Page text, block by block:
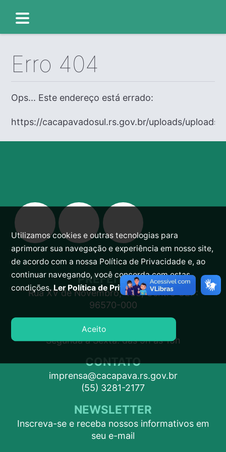
Erro 404
Ops... Este endereço está errado:
https://cacapavadosul.rs.gov.br/uploads/
PREFEITURA
Rua XV de Novembro, 438, Centro CEP:
96570-000
ATENDIMENTO
Segunda a Sexta: das 9h às 15h
CONTATO
imprensa@cacapava.rs.gov.br
(55) 3281-2177
NEWSLETTER
Inscreva-se e receba nossos informativos em
seu e-mail
Utilizamos cookies e outras tecnologias para
aprimorar sua navegação e experiência em nosso site,
de acordo com a nossa Política de Privacidade e, ao
continuar navegando, você concorda com estas
condições.Ler Política de Privacidade.
Aceito